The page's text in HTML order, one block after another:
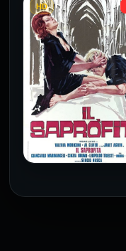
فيلم 4 First Dates مترجم
للكبار فقط
2026
HD
فيلم The Profiteer مترجم